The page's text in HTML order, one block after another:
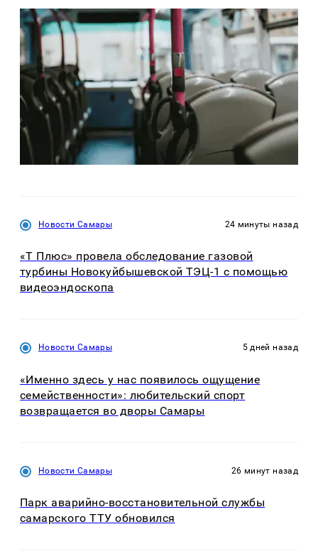
Новости Самары 24 минуты назад
«Т Плюс» провела обследование газовой
турбины Новокуйбышевской ТЭЦ-1 с помощью
видеоэндоскопа
Новости Самары 5 дней назад
«Именно здесь у нас появилось ощущение
семейственности»: любительский спорт
возвращается во дворы Самары
Новости Самары 26 минут назад
Парк аварийно-восстановительной службы
самарского ТТУ обновился